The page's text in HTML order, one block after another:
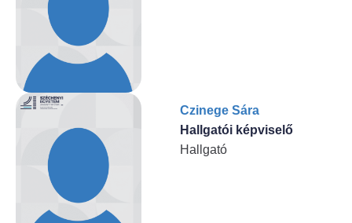
Czinege Sára
Hallgatói képviselő
Hallgató